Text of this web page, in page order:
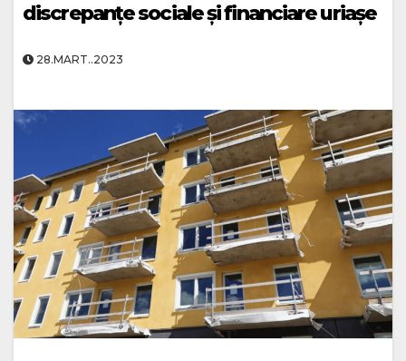
discrepanţe sociale şi financiare uriaşe
28.MART..2023